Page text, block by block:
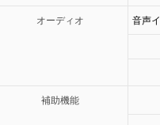
オーディオ 音声
補助機能